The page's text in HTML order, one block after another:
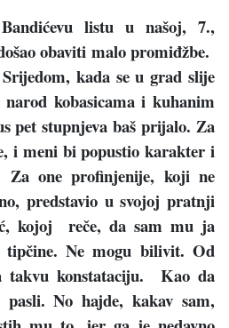
listu u našoj, 7.,
obaviti malo promiđžbe.
kada se u grad slije
kobasicama i kuhanim
pet stupnjeva baš prijalo. Za
i meni bi popustio karakter i
one profinjenije, koji ne
predstavio u svojoj pratnji
kojoj reče, da sam mu ja
Ne mogu bilivit. Od
takvu konstataciju. Kao da
pasli. No hajde, kakav sam,